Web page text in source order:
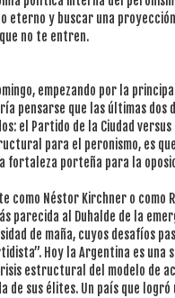
eterno y buscar una
no te entren.
empezando por la
pensarse que las últimas dos
el Partido de la Ciudad
para el peronismo, es
fortaleza porteña para la
como Néstor Kirchner o como
parecida al Duhalde de la
de maña, cuyos desafíos
Hoy la Argentina es una
estructural del modelo de
de sus élites. Un país que